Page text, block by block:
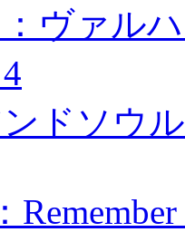
ヴァル
ドソウ